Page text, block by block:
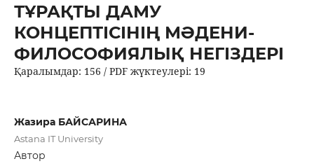
ТҰРАҚТЫ ДАМУ
КОНЦЕПТІСІНІҢ МӘДЕНИ-
ФИЛОСОФИЯЛЫҚ НЕГІЗДЕРІ
Қаралымдар: 156 / PDF жүктеулері: 19
Жазира БАЙСАРИНА
Astana IT University
Автор